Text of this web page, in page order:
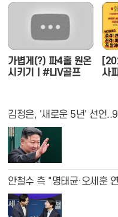
(이
소
가볍게(?) 파4홀 원온
시키기ㅣ#LIV골프
사
김정은, '새로운 5년' 선언
구상 공개
안철수 측 "명태균·오세훈
해야"